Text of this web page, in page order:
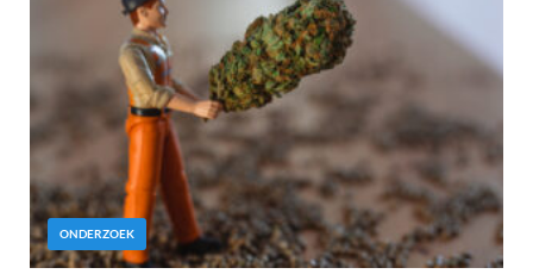
ONDERZOEK